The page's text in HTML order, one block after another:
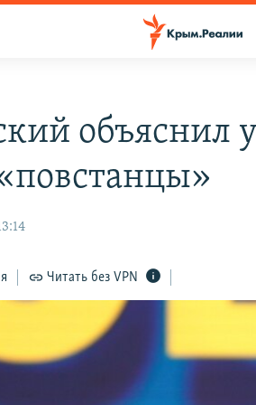
объяснил
Читать без VPN